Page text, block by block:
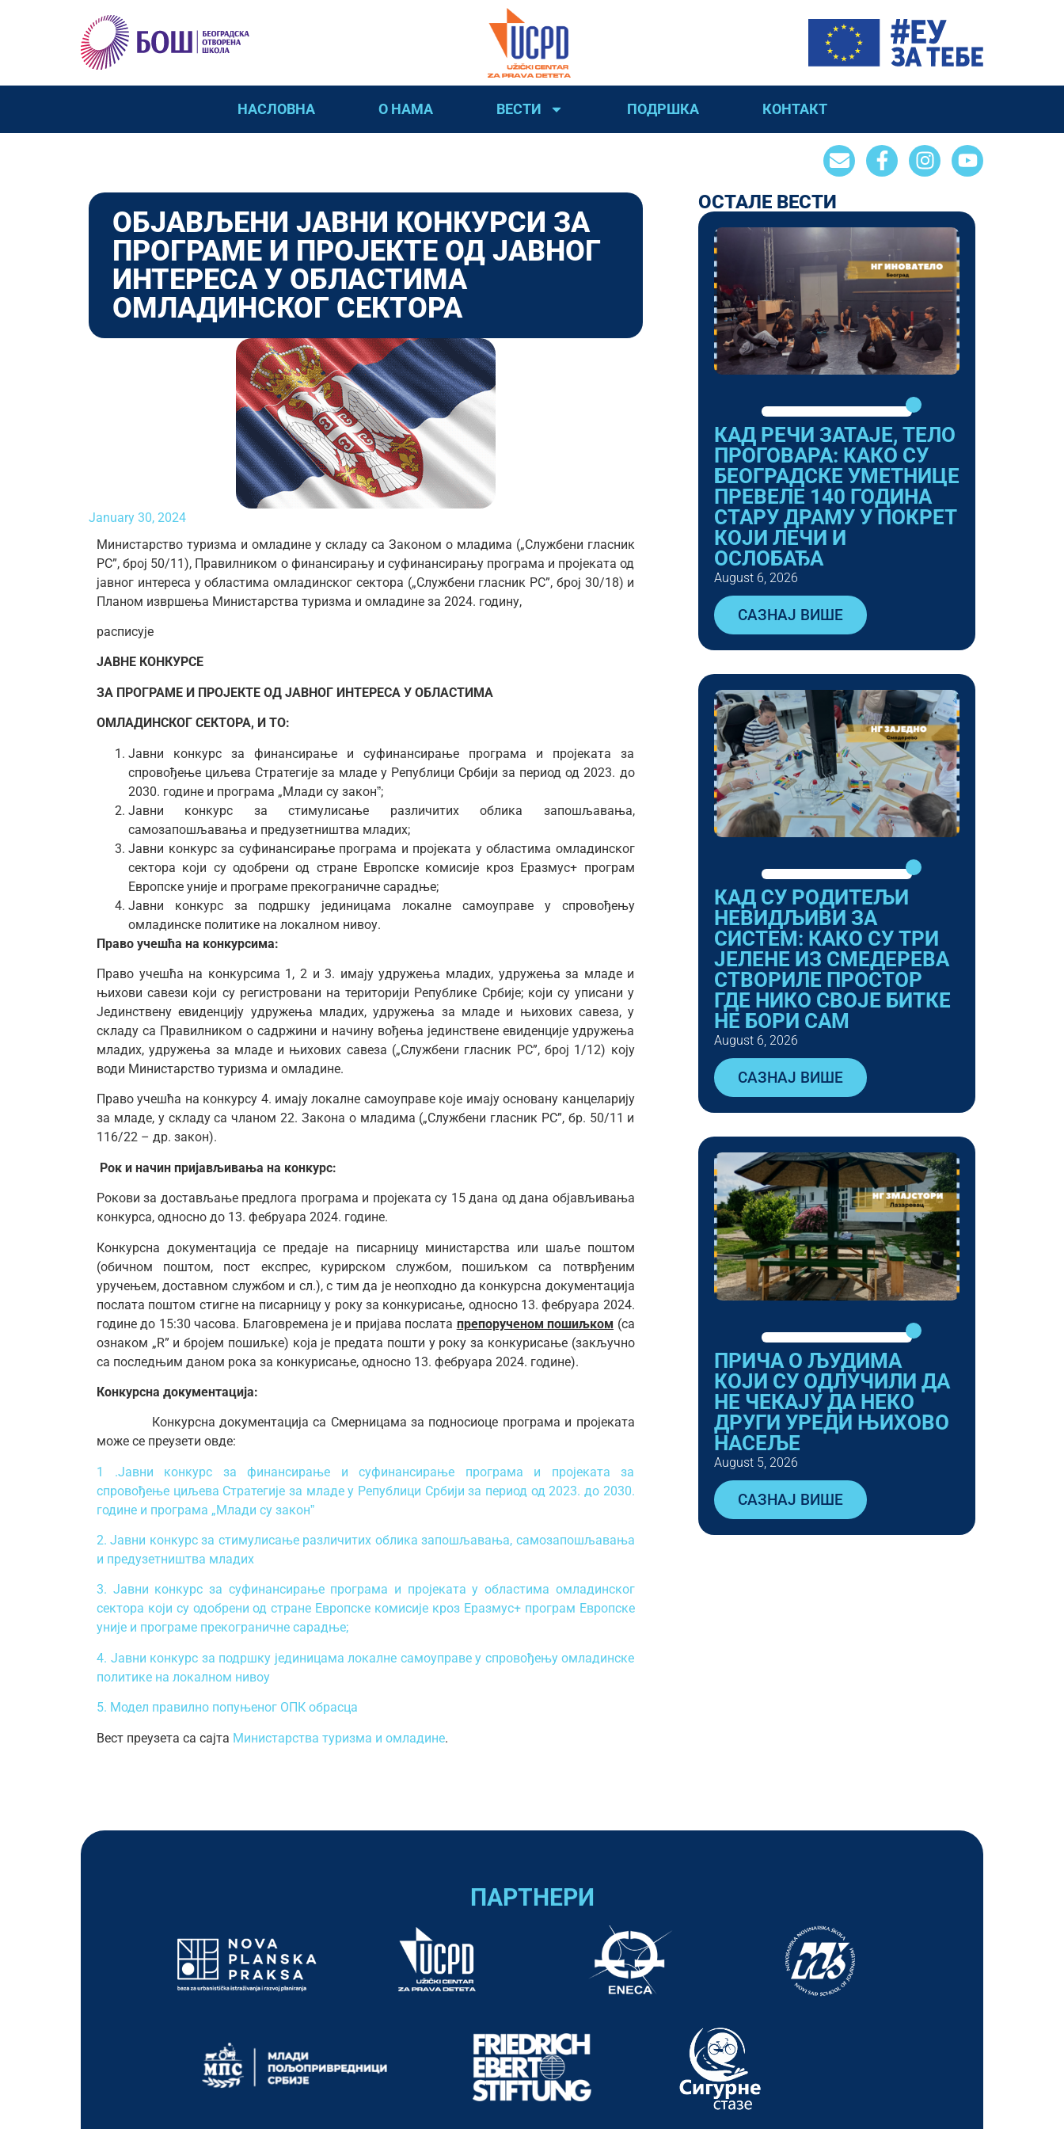
НАСЛОВНА О НАМА ВЕСТИ ПОДРШКА КОНТАКТ
ОБЈАВЉЕНИ ЈАВНИ КОНКУРСИ ЗА
ПРОГРАМЕ И ПРОЈЕКТЕ ОД ЈАВНОГ
ИНТЕРЕСА У ОБЛАСТИМА
ОМЛАДИНСКОГ СЕКТОРА
January 30, 2024
Министарство туризма и омладине у складу са Законом о младима („Службени гласник
РС”, број 50/11), Правилником о финансирању и суфинансирању програма и пројеката од
јавног интереса у областима омладинског сектора („Службени гласник РС”, број 30/18) и
Планом извршења Министарства туризма и омладине за 2024. годину,
расписује
ЈАВНЕ КОНКУРСЕ
ЗА ПРОГРАМЕ И ПРОЈЕКТЕ ОД ЈАВНОГ ИНТЕРЕСА У ОБЛАСТИМА
ОМЛАДИНСКОГ СЕКТОРА, И ТО:
Јавни конкурс за финансирање и суфинансирање програма и пројеката за
спровођење циљева Стратегије за младе у Републици Србији за период од 2023. до
2030. године и програма „Млади су законˮ;
Јавни конкурс за стимулисање различитих облика запошљавања,
самозапошљавања и предузетништва младих;
Јавни конкурс за суфинансирање програма и пројеката у областима омладинског
сектора који су одобрени од стране Европске комисије кроз Еразмус+ програм
Европске уније и програме прекограничне сарадње;
Јавни конкурс за подршку јединицама локалне самоуправе у спровођењу
омладинске политике на локалном нивоу.
Право учешћа на конкурсима:
Право учешћа на конкурсима 1, 2 и 3. имају удружења младих, удружења за младе и
њихови савези који су регистровани на територији Републике Србије; који су уписани у
Јединствену евиденцију удружења младих, удружења зa младе и њихових савеза, у
складу са Правилником о садржини и начину вођења јединствене евиденције удружења
младих, удружења за младе и њихових савеза („Службени гласник РС”, број 1/12) коју
води Министарство туризма и омладине.
Право учешћа на конкурсу 4. имају локалне самоуправе које имају основану канцеларију
за младе, у складу са чланом 22. Закона о младима („Службени гласник РС”, бр. 50/11 и
116/22 – др. закон).
Рок и начин пријављивања на конкурс:
Рокови за достављање предлога програма и пројеката су 15 дана од дана објављивања
конкурса, односно до 13. фебруара 2024. године.
Конкурсна документација се предаје на писарницу министарства или шаље поштом
(обичном поштом, пост експрес, курирском службом, пошиљком са потврђеним
уручењем, доставном службом и сл.), с тим да је неопходно да конкурсна документација
послата поштом стигне на писарницу у року за конкурисање, односно 13. фебруара 2024.
године до 15:30 часова. Благовремена је и пријава послата препорученом пошиљком (са
ознаком „R” и бројем пошиљке) која је предата пошти у року за конкурисање (закључно
са последњим даном рока за конкурисање, односно 13. фебруара 2024. године).
Конкурсна документација:
Конкурсна документација са Смерницама за подносиоце програма и пројеката
може се преузети овде:
1 .Јавни конкурс за финансирање и суфинансирање програма и пројеката за
спровођење циљева Стратегије за младе у Републици Србији за период од 2023. до 2030.
године и програма „Млади су законˮ
2. Јавни конкурс за стимулисање различитих облика запошљавања, самозапошљавања
и предузетништва младих
3. Јавни конкурс за суфинансирање програма и пројеката у областима омладинског
сектора који су одобрени од стране Европске комисије кроз Еразмус+ програм Европске
уније и програме прекограничне сарадње;
4. Јавни конкурс за подршку јединицама локалне самоуправе у спровођењу омладинске
политике на локалном нивоу
5. Модел правилно попуњеног ОПК обрасца
Вест преузета са сајта Министарства туризма и омладине.
ОСТАЛЕ ВЕСТИ
КАД РЕЧИ ЗАТАЈЕ, ТЕЛО
ПРОГОВАРА: КАКО СУ
БЕОГРАДСКЕ УМЕТНИЦЕ
ПРЕВЕЛЕ 140 ГОДИНА
СТАРУ ДРАМУ У ПОКРЕТ
КОЈИ ЛЕЧИ И
ОСЛОБАЂА
August 6, 2026
САЗНАЈ ВИШЕ
КАД СУ РОДИТЕЉИ
НЕВИДЉИВИ ЗА
СИСТЕМ: КАКО СУ ТРИ
ЈЕЛЕНЕ ИЗ СМЕДЕРЕВА
СТВОРИЛЕ ПРОСТОР
ГДЕ НИКО СВОЈЕ БИТКЕ
НЕ БОРИ САМ
August 6, 2026
САЗНАЈ ВИШЕ
ПРИЧА О ЉУДИМА
КОЈИ СУ ОДЛУЧИЛИ ДА
НЕ ЧЕКАЈУ ДА НЕКО
ДРУГИ УРЕДИ ЊИХОВО
НАСЕЉЕ
August 5, 2026
САЗНАЈ ВИШЕ
ПАРТНЕРИ